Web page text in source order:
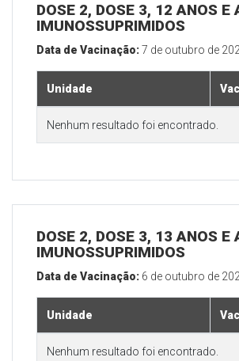
DOSE 2, DOSE 3, 12 ANOS
IMUNOSSUPRIMIDOS
Data de Vacinação:7 de outubro de
Unidade
Nenhum resultado foi encontrado.
DOSE 2, DOSE 3, 13 ANOS
IMUNOSSUPRIMIDOS
Data de Vacinação: 6 de outubro de
Unidade
Nenhum resultado foi encontrado.